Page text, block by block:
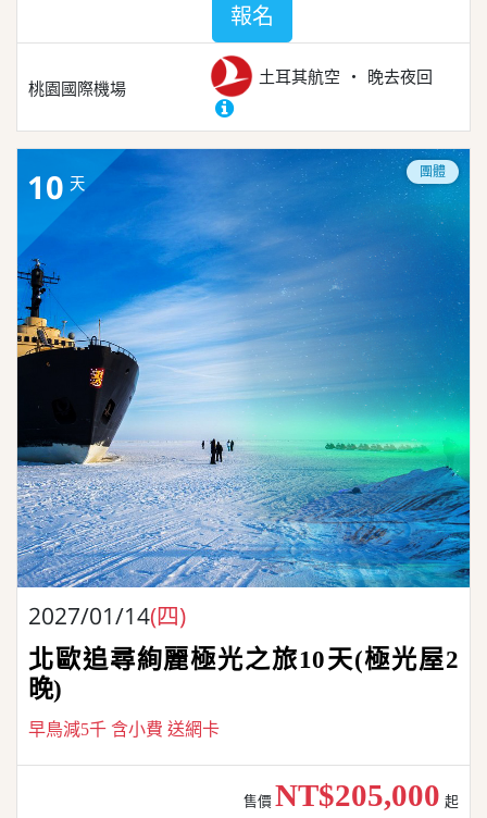
桃園國際機場
土耳其航空 晚去夜回
報名
10 天
團體
2027/01/14(四)
北歐追尋絢麗極光之旅10天(極光屋2
晚)
早鳥減5千 含小費 送網卡
售價 NT$205,000 起